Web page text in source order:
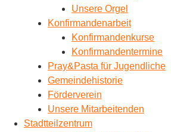
Unsere Orgel
Konfirmandenarbeit
Konfirmandenkurse
Konfirmandentermine
Pray&Pasta für Jugendliche
Gemeindehistorie
Förderverein
Unsere Mitarbeitenden
Stadtteilzentrum